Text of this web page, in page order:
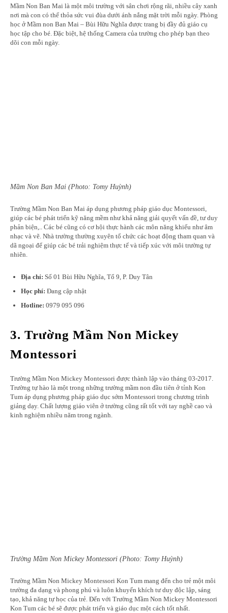
Mầm Non Ban Mai là một môi trường với sân chơi rộng rãi, nhiều cây xanh
nơi mà con có thể thỏa sức vui đùa dưới ánh nắng mặt trời mỗi ngày. Phòng
học ở Mầm non Ban Mai – Bùi Hữu Nghĩa được trang bị đầy đủ giáo cụ
học tập cho bé. Đặc biệt, hệ thống Camera của trường cho phép bạn theo
dõi con mỗi ngày.
Mầm Non Ban Mai (Photo: Tomy Huỳnh)
Trường Mầm Non Ban Mai áp dụng phương pháp giáo dục Montessori,
giúp các bé phát triển kỹ năng mềm như khả năng giải quyết vấn đề, tư duy
phản biện,.. Các bé cũng có cơ hội thực hành các môn năng khiếu như âm
nhạc và vẽ. Nhà trường thường xuyên tổ chức các hoạt động tham quan và
dã ngoại để giúp các bé trải nghiệm thực tế và tiếp xúc với môi trường tự
nhiên.
Địa chỉ: Số 01 Bùi Hữu Nghĩa, Tổ 9, P. Duy Tân
Học phí: Đang cập nhật
Hotline: 0979 095 096
3. Trường Mầm Non Mickey
Montessori
Trường Mầm Non Mickey Montessori được thành lập vào tháng 03-2017.
Trường tự hào là một trong những trường mầm non đầu tiên ở tỉnh Kon
Tum áp dụng phương pháp giáo dục sớm Montessori trong chương trình
giảng dạy. Chất lượng giáo viên ở trường cũng rất tốt với tay nghề cao và
kinh nghiệm nhiều năm trong ngành.
Trường Mầm Non Mickey Montessori (Photo: Tomy Huỳnh)
Trường Mầm Non Mickey Montessori Kon Tum mang đến cho trẻ một môi
trường đa dạng và phong phú và luôn khuyến khích tư duy độc lập, sáng
tạo, khả năng tự học của trẻ. Đến với Trường Mầm Non Mickey Montessori
Kon Tum các bé sẽ được phát triển và giáo dục một cách tốt nhất.